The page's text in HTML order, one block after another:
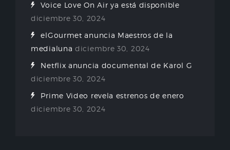
Voice Love On Air ya está disponible
diciembre 30, 2024
elGourmet anuncia Maestros de la
medialuna diciembre 30, 2024
Netflix anuncia documental de Karol G
diciembre 30, 2024
Prime Video revela estrenos de enero
diciembre 30, 2024